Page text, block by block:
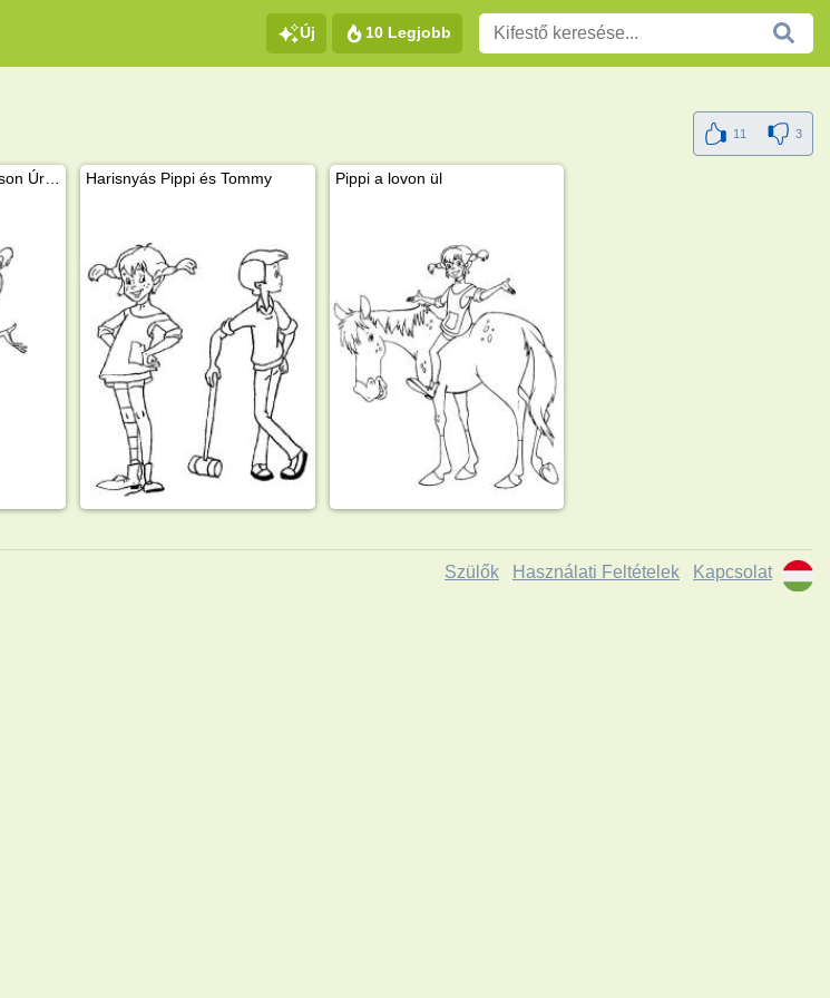
Új 10 Legjobb
11 3
Harisnyás Pippi és Nilsson Úr a majom Harisnyás Pippi és Tommy Pippi a lovon ül
Szülők Használati Feltételek Kapcsolat